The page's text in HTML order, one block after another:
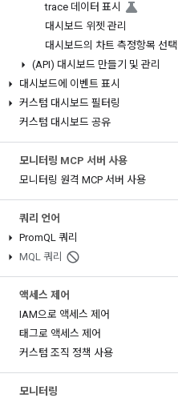
trace 데이터 표시
대시보드 위젯 관리
대시보드의 차트 측정항목 선택
(API) 대시보드 만들기 및 관리
대시보드에 이벤트 표시
커스텀 대시보드 필터링
커스텀 대시보드 공유
모니터링 MCP 서버 사용
모니터링 원격 MCP 서버 사용
쿼리 언어
PromQL 쿼리
MQL 쿼리
액세스 제어
IAM으로 액세스 제어
태그로 액세스 제어
커스텀 조직 정책 사용
모니터링